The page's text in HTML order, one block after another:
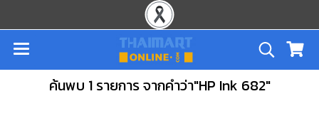
ค้นพบ 1 รายการ จากคำว่า"HP Ink 682"